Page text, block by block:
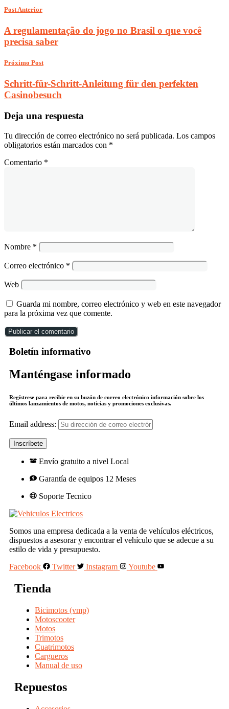
Post Anterior
A regulamentação do jogo no Brasil o que você
precisa saber
Próximo Post
Schritt-für-Schritt-Anleitung für den perfekten
Casinobesuch
Deja una respuesta
Tu dirección de correo electrónico no será publicada. Los campos
obligatorios están marcados con *
Comentario *
Nombre *
Correo electrónico *
Web
Guarda mi nombre, correo electrónico y web en este navegador
para la próxima vez que comente.
Boletín informativo
Manténgase informado
Regístrese para recibir en su buzón de correo electrónico información sobre los
últimos lanzamientos de motos, noticias y promociones exclusivas.
Email address:
Envío gratuito a nivel Local
Garantía de equipos 12 Meses
Soporte Tecnico
Somos una empresa dedicada a la venta de vehículos eléctricos,
dispuestos a asesorar y encontrar el vehículo que se adecue a su
estilo de vida y presupuesto.
Facebook
Twitter Instagram Youtube
Tienda
Bicimotos (vmp)
Motoscooter
Motos
Trimotos
Cuatrimotos
Cargueros
Manual de uso
Repuestos